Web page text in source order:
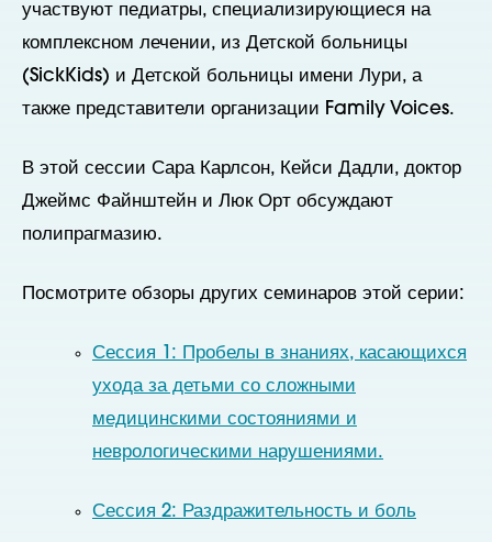
участвуют педиатры, специализирующиеся на
комплексном лечении, из Детской больницы
(SickKids) и Детской больницы имени Лури, а
также представители организации Family Voices.
В этой сессии Сара Карлсон, Кейси Дадли, доктор
Джеймс Файнштейн и Люк Орт обсуждают
полипрагмазию.
Посмотрите обзоры других семинаров этой серии:
Сессия 1: Пробелы в знаниях, касающихся
ухода за детьми со сложными
медицинскими состояниями и
неврологическими нарушениями.
Сессия 2: Раздражительность и боль